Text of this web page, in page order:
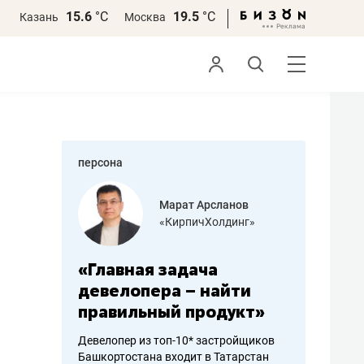
Казань 15.6 °С Москва 19.5 °С
персона
Марат Арсланов
«КирпичХолдинг»
«Главная задача
девелопера – найти
правильный продукт»
Девелопер из топ-10* застройщиков
Башкортостана входит в Татарстан